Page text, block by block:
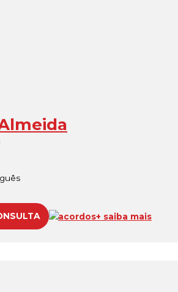
acordos+ saiba mais